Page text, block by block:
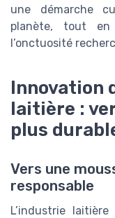
une démarche
planète, tout en
l’onctuosité
Innovation
laitière :
plus
Vers une
responsable
L’industrie